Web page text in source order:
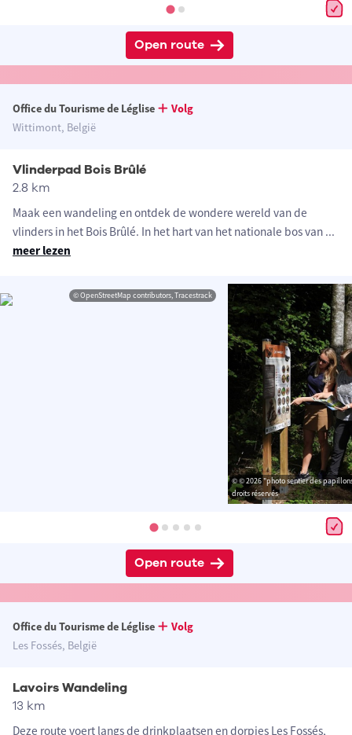
Open route
Office du Tourisme de Léglise
Volg
Wittimont, België
Vlinderpad Bois Brûlé
2.8 km
Maak een wandeling en ontdek de wondere wereld van de
vlinders in het Bois Brûlé. In het hart van het nationale bos van ...
meer lezen
© OpenStreetMap contributors, Tracestrack
© © 2026 "photo sentier des
droits réservés
Open route
Office du Tourisme de Léglise
Volg
Les Fossés, België
Lavoirs Wandeling
13 km
Deze route voert langs de drinkplaatsen en dorpjes Les Fossés,